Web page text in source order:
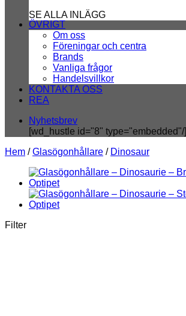
SE ALLA INLÄGG
ÖVRIGT
Om oss
Föreningar och centra
Brands
Vanliga frågor
Handelsvillkor
KONTAKTA OSS
REA
Nyhetsbrev
[wd_hustle id="8" type="embedded"/]
Hem / Glasögonhållare / Dinosaur
Filter